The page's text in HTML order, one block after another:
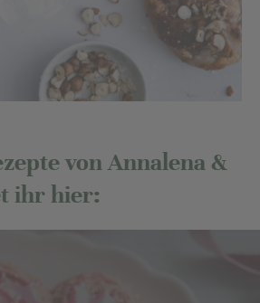
von Annalena &
ihr hier: